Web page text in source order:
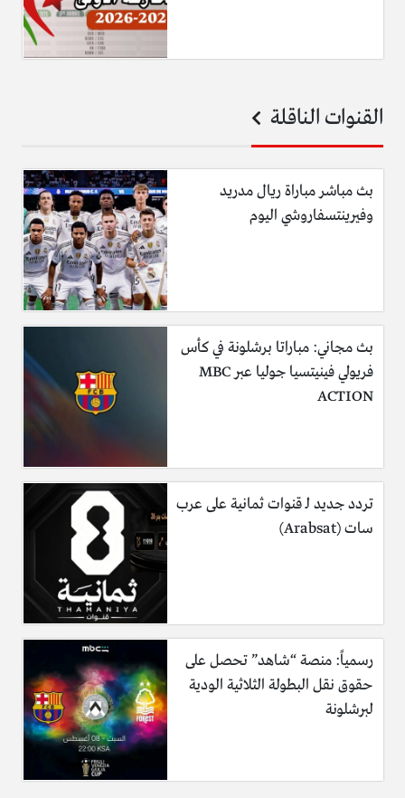
القنوات الناقلة
بث مباشر مباراة ريال مدريد
وفيرينتسفاروشي اليوم
بث مجاني: مباراتا برشلونة في كأس
فريولي فينيتسيا جوليا عبر MBC
ACTION
تردد جديد لـ قنوات ثمانية على عرب
سات (Arabsat)
رسمياً: منصة “شاهد” تحصل على
حقوق نقل البطولة الثلاثية الودية
لبرشلونة